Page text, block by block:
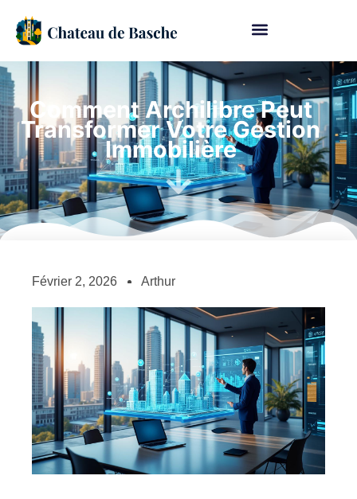
Comment Archilibre Peut
Transformer Votre Gestion
Immobilière
Février 2, 2026 Arthur